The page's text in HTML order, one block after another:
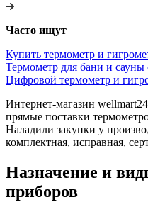
Часто ищут
Купить термометр и
Термометр для бани и сауны
Цифровой термометр и
Интернет-магазин
прямые поставки
Наладили закупки у
комплектная, исправная,
Назначение и
приборов